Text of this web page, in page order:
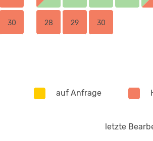
30 28 29 30
auf Anfrage
letzte